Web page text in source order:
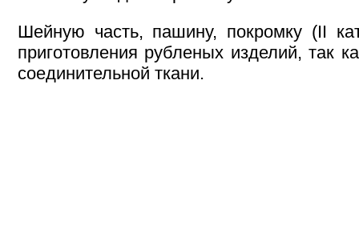
Шейную часть, пашину, покромку (II
приготовления рубленых изделий, так
соединительной ткани.